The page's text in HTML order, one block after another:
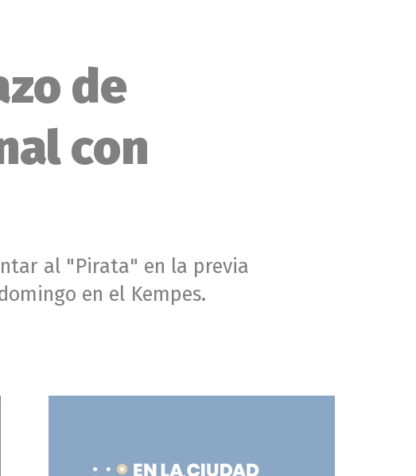
de
con
al "Pirata" en la previa
en el Kempes.